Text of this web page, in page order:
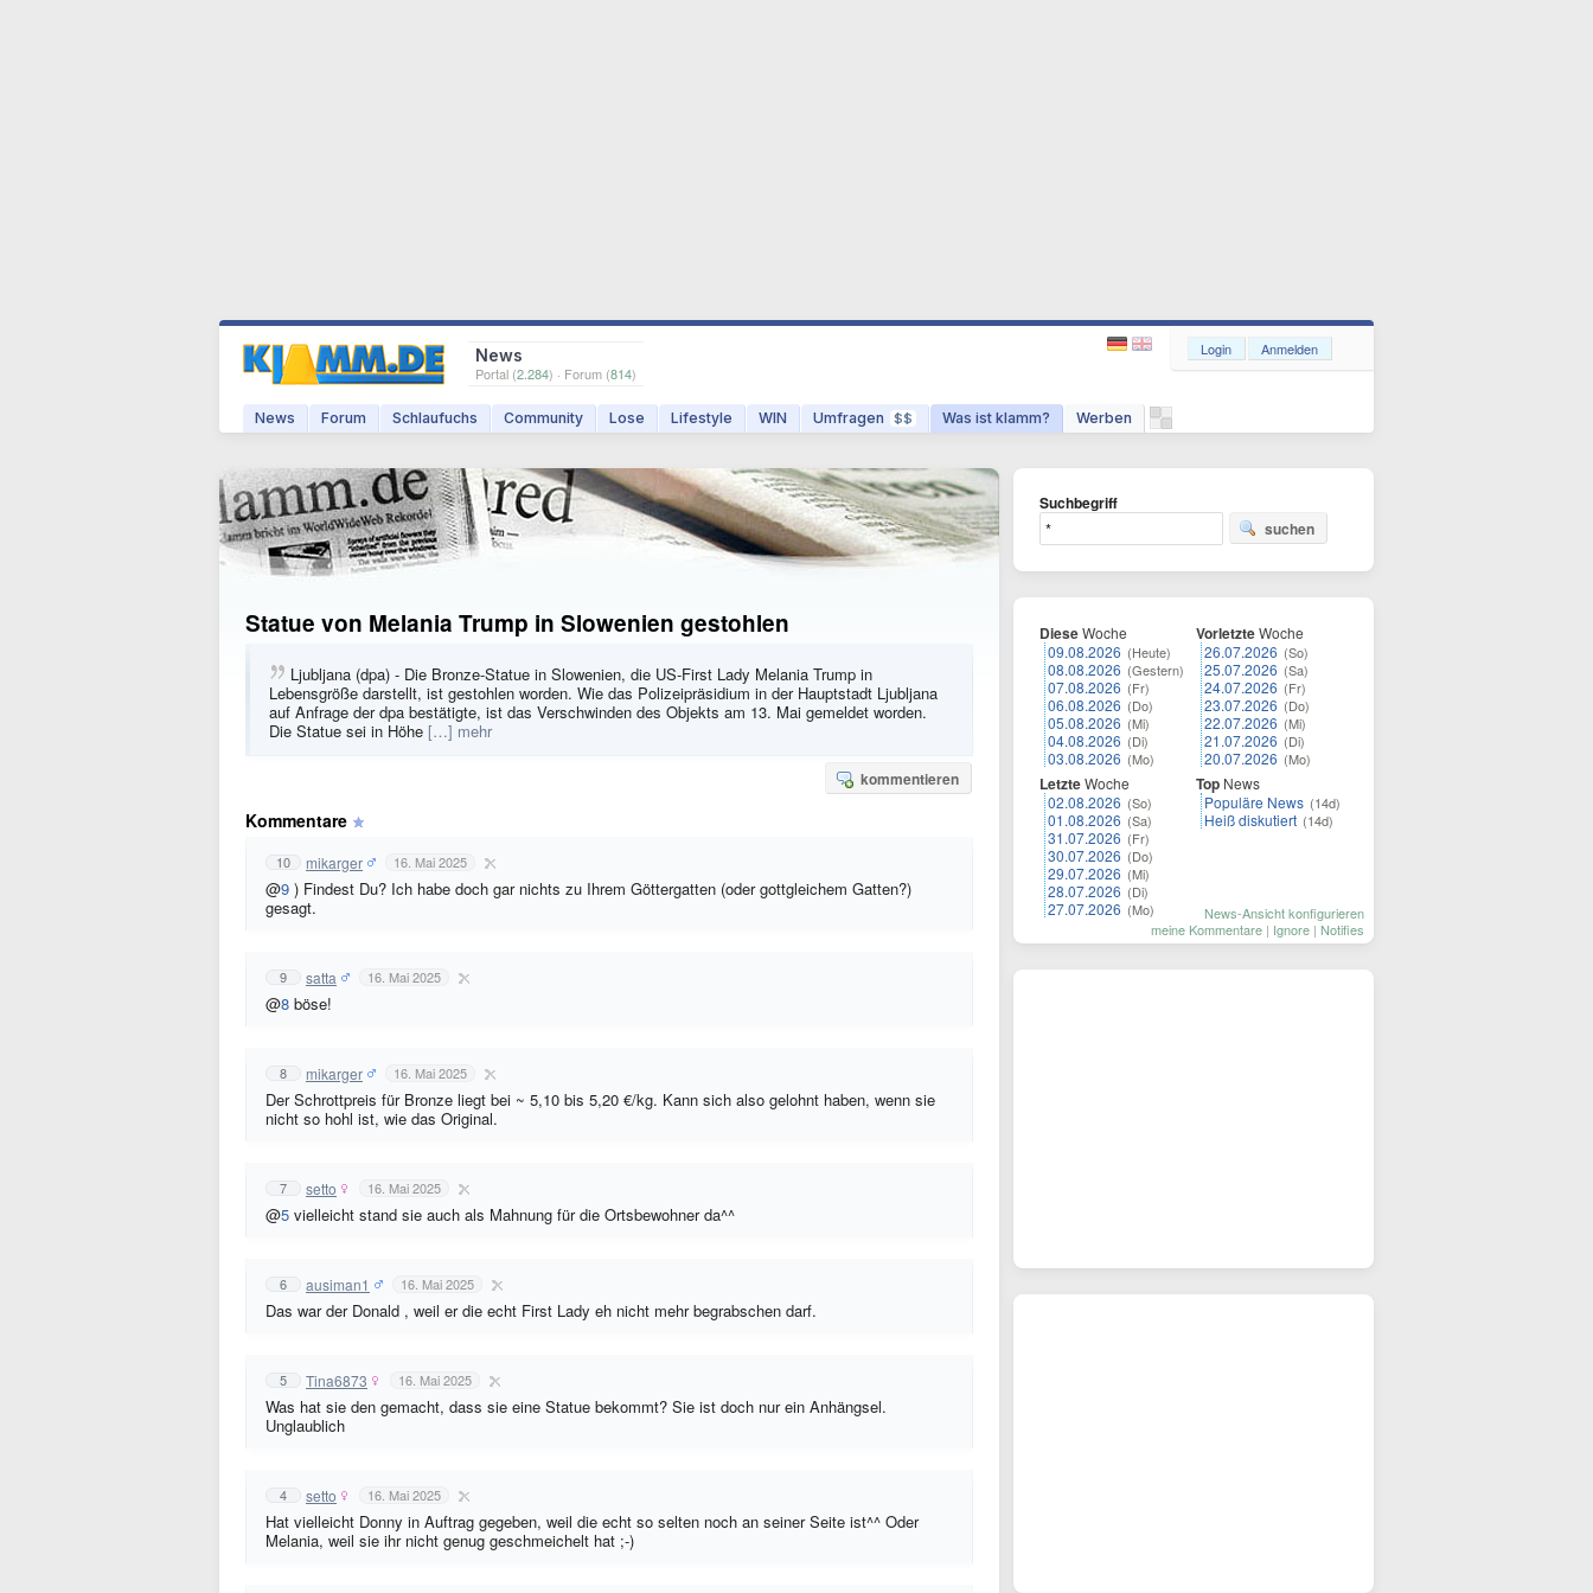
News
Portal (2.284) · Forum (814)
News Forum Schlaufuchs Community Lose Lifestyle WIN Umfragen $$ Was ist klamm? Werben
Login Anmelden
Statue von Melania Trump in Slowenien gestohlen
Ljubljana (dpa) - Die Bronze-Statue in Slowenien, die US-First Lady Melania Trump in
Lebensgröße darstellt, ist gestohlen worden. Wie das Polizeipräsidium in der Hauptstadt Ljubljana
auf Anfrage der dpa bestätigte, ist das Verschwinden des Objekts am 13. Mai gemeldet worden.
Die Statue sei in Höhe […] mehr
kommentieren
Kommentare
10 mikarger 16. Mai 2025
@9 ) Findest Du? Ich habe doch gar nichts zu Ihrem Göttergatten (oder gottgleichem Gatten?)
gesagt.
9 satta 16. Mai 2025
@8 böse!
8 mikarger 16. Mai 2025
Der Schrottpreis für Bronze liegt bei ~ 5,10 bis 5,20 €/kg. Kann sich also gelohnt haben, wenn sie
nicht so hohl ist, wie das Original.
7 setto 16. Mai 2025
@5 vielleicht stand sie auch als Mahnung für die Ortsbewohner da^^
6 ausiman1 16. Mai 2025
Das war der Donald , weil er die echt First Lady eh nicht mehr begrabschen darf.
5 Tina6873 16. Mai 2025
Was hat sie den gemacht, dass sie eine Statue bekommt? Sie ist doch nur ein Anhängsel.
Unglaublich
4 setto 16. Mai 2025
Hat vielleicht Donny in Auftrag gegeben, weil die echt so selten noch an seiner Seite ist^^ Oder
Melania, weil sie ihr nicht genug geschmeichelt hat ;-)
Suchbegriff
suchen
DieseWoche
09.08.2026 (Heute)
08.08.2026 (Gestern)
07.08.2026 (Fr)
06.08.2026 (Do)
05.08.2026 (Mi)
04.08.2026 (Di)
03.08.2026 (Mo)
LetzteWoche
02.08.2026 (So)
01.08.2026 (Sa)
31.07.2026 (Fr)
30.07.2026 (Do)
29.07.2026 (Mi)
28.07.2026 (Di)
27.07.2026 (Mo)
VorletzteWoche
26.07.2026 (So)
25.07.2026 (Sa)
24.07.2026 (Fr)
23.07.2026 (Do)
22.07.2026 (Mi)
21.07.2026 (Di)
20.07.2026 (Mo)
Top News
Populäre News (14d)
Heiß diskutiert (14d)
News-Ansicht konfigurieren
meine Kommentare | Ignore | Notifies